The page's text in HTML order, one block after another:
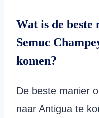
Wat is de beste
Semuc
komen?
De beste manier
naar Antigua te